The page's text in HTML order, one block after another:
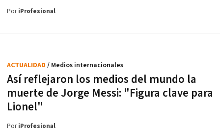
PoriProfesional
Así reflejaron los medios del mundo la
muerte de Jorge Messi: "Figura clave para
Lionel"
ACTUALIDAD / Medios internacionales
PoriProfesional